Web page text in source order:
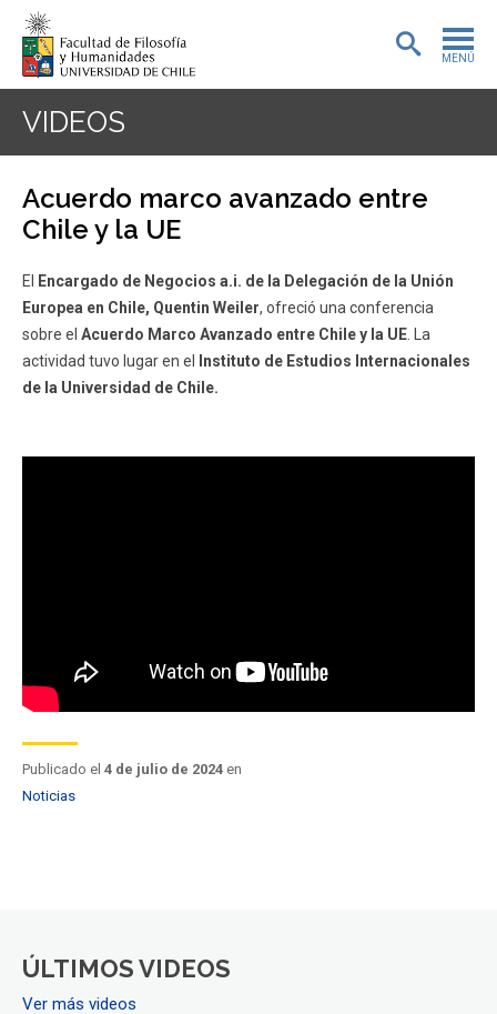
MENÚ
PREGRADO
INVESTIGACIÓN
EXTENSIÓN
DEPARTAMENTOS
VIDEOS
Acuerdo marco avanzado entre
Chile y la UE
El
Encargado de Negocios a.i. de la Delegación de la Unión
Europea en Chile, Quentin Weiler, ofreció una conferencia
sobre el Acuerdo Marco Avanzado entre Chile y la UE . La
actividad tuvo lugar en el
Instituto de Estudios Internacionales
de la Universidad de Chile.
Publicado el 4 de julio de 2024 en
Noticias
ÚLTIMOS VIDEOS
Ver más videos